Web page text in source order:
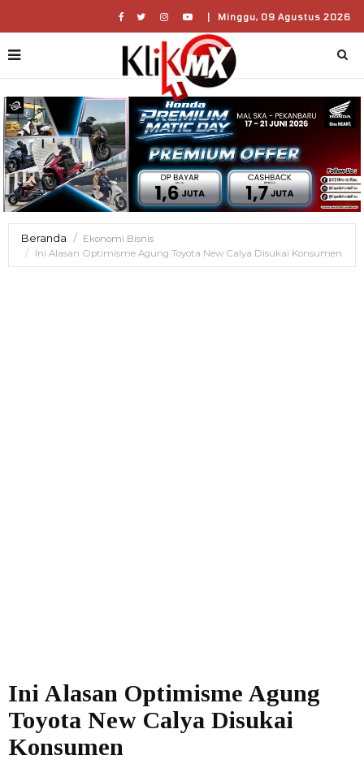
| Minggu, 09 Agustus 2026
Beranda
Ekonomi Bisnis
Ini Alasan Optimisme Agung Toyota New Calya Disukai Konsumen
Ini Alasan Optimisme Agung
Toyota New Calya Disukai
Konsumen